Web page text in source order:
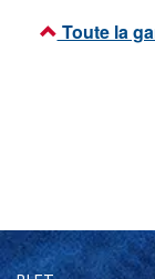
Toute la